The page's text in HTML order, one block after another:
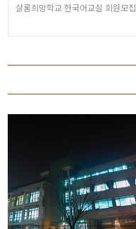
샬롬희망학교 한국어교실 회원모집